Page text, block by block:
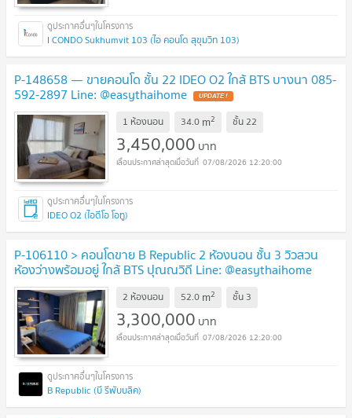
I CONDO Sukhumvit 103 (ไอ คอนโด สุขุมวิท 103)
P-148658 — ขายคอนโด ชั้น 22 IDEO O2 ใกล้ BTS บางนา 085-
592-2897 Line: @easythaihome UPDATE !
1 ห้องนอน 34.0 m2 ชั้น22
3,450,000 บาท
07/08/2026 12:20:00
IDEO O2 (ไอดีโอ โอทู)
P-106110 > คอนโดขาย B Republic 2 ห้องนอน ชั้น 3 วิวสวน
ห้องว่างพร้อมอยู่ ใกล้ BTS ปุณณวิถี Line: @easythaihome
085-592-2897 UPDATE !
2 ห้องนอน 52.0 m2 ชั้น 3
3,300,000 บาท
07/08/2026 12:20:00
B Republic (บี รีพับบลิค)